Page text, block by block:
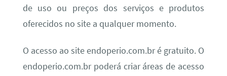
de uso ou preços dos serviços e produtos
oferecidos no site a qualquer momento.
O acesso ao site endoperio.com.br é gratuito. O
endoperio.com.br poderá criar áreas de acesso